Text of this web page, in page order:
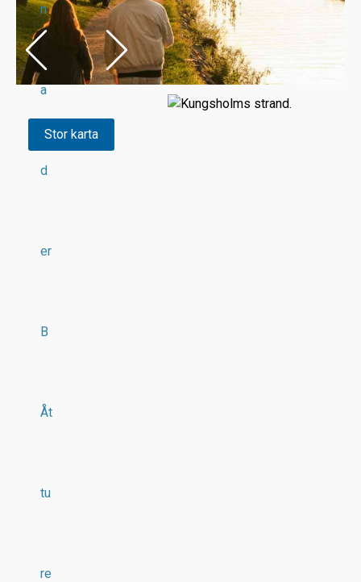
n
a
d
er
B
Åt
tu
re
Stor karta